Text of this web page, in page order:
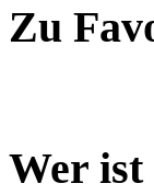
Zu
Wer ist